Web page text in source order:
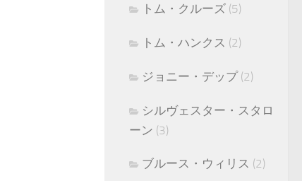
トム・クルーズ (5)
トム・ハンクス (2)
ジョニー・デップ(2)
シルヴェスター・スタロ
ーン (3)
ブルース・ウィリス (2)